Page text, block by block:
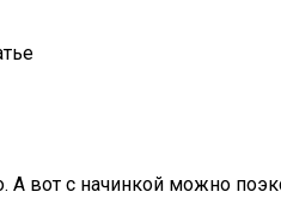
А вот с начинкой можно